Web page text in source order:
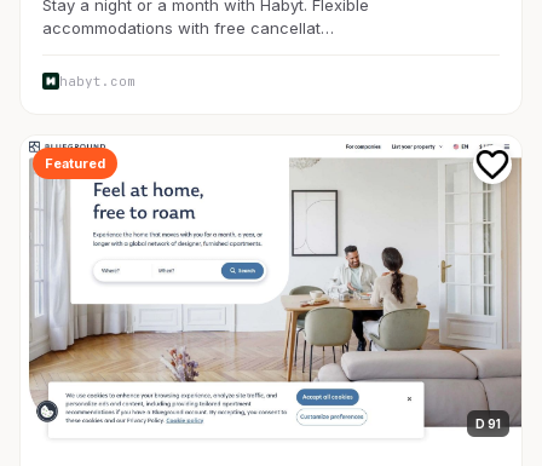
Stay a night or a month with Habyt. Flexible
accommodations with free cancellat…
habyt.com
Featured
D 91